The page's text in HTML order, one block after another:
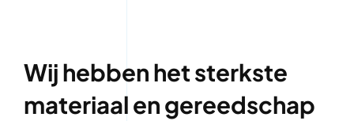
Wij hebben het sterkste
materiaal en gereedschap